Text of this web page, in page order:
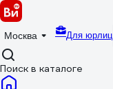
Москва Для юрлиц
Поиск в каталоге